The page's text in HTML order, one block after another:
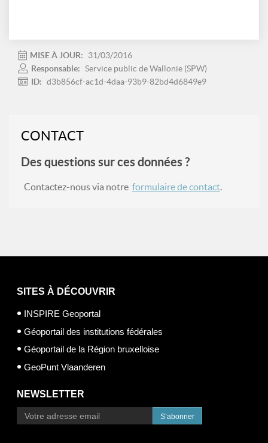
MISE À JOUR:
31/03/2016
Responsable: Service public de Wallonie (SPW)
ID: d3b856cf-ac1d-4daa-93b9-82bd4d6849e9
CONTACT
Des questions sur ces données ?
Contactez-nous via notre formulaire de contact.
SITES À DÉCOUVRIR
INSPIRE Geoportal
Géoportail des institutions fédérales
Géoportail de la Région bruxelloise
GeoPunt Vlaanderen
NEWSLETTER
S’abonner